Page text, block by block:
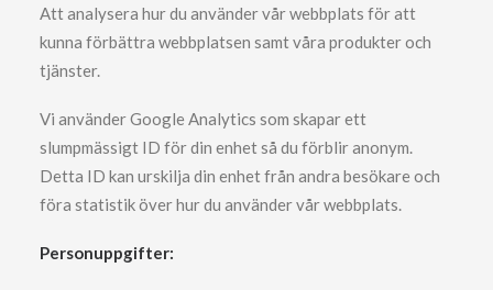
Att analysera hur du använder vår webbplats för att
kunna förbättra webbplatsen samt våra produkter och
tjänster.
Vi använder Google Analytics som skapar ett
slumpmässigt ID för din enhet så du förblir anonym.
Detta ID kan urskilja din enhet från andra besökare och
föra statistik över hur du använder vår webbplats.
Personuppgifter: